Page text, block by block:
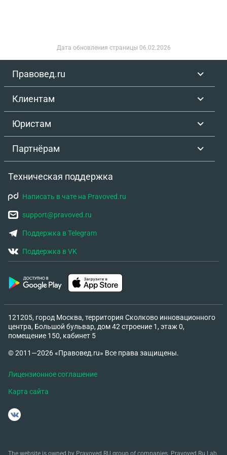
(Роскомнадзор): группы зарегистрированы на
на истребования что может дать шанс и не
меня в РКН, но должны быть так как там 40 000
то образом избежать штрафов так как ситуация
Дата обновления страницы 06.02.2026
Правовед.ru
Клиентам
Юристам
Партнёрам
Техническая поддержка
Написать в чате на Pravoved.ru
support@pravoved.ru
Поддержка в Telegram
Поддержка в VK
121205, город Москва, территория Сколково инновационного
центра, Большой бульвар, дом 42 строение 1, этаж 0,
помещение 150, кабинет 5
© 2011—2026 «Правовед.ru» Все права защищены.
Лицензионное соглашение
Карта сайта
The website is owned by Pravoved.RU group of companies. Pravoved.Ru Lab